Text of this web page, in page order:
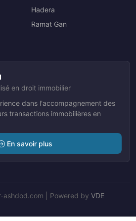
Hadera
Ramat Gan
en droit immobilier
dans l'accompagnement des
transactions immobilières en
En savoir plus
| Powered by VDE